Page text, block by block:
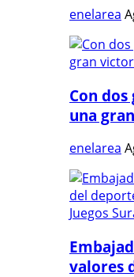
enelarea
Con
una
enelarea
valores